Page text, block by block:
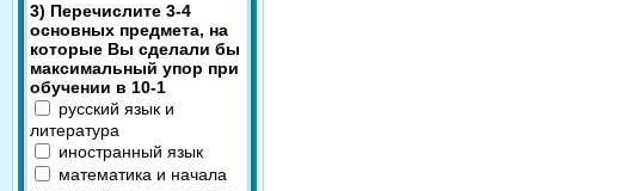
3) Перечислите 3-4
основных предмета, на
которые Вы сделали бы
максимальный упор при
обучении в 10-1
русский язык и
литература
иностранный язык
математика и начала